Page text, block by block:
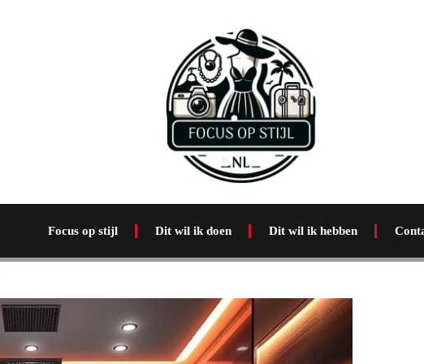
Focus op stijl Dit wil ik doen Dit wil ik hebben